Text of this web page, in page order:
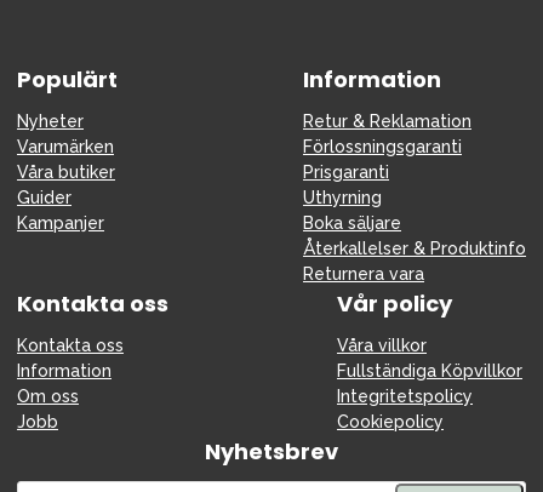
Populärt
Nyheter
Varumärken
Våra butiker
Guider
Kampanjer
Information
Retur & Reklamation
Förlossningsgaranti
Prisgaranti
Uthyrning
Boka säljare
Återkallelser & Produktinfo
Returnera vara
Kontakta oss
Kontakta oss
Information
Om oss
Jobb
Vår policy
Våra villkor
Fullständiga Köpvillkor
Integritetspolicy
Cookiepolicy
Nyhetsbrev